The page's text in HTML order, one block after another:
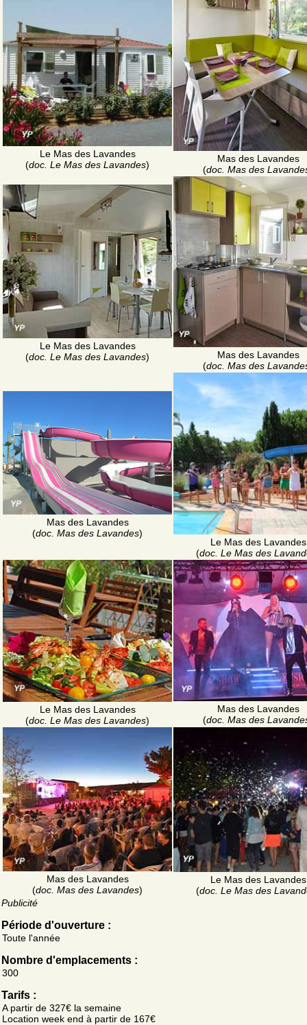
Le Mas des Lavandes
(doc. Le Mas des Lavandes)
Mas des Lavandes
(doc. Mas des
Le Mas des Lavandes
(doc. Le Mas des Lavandes)
Mas des Lavandes
(doc. Mas des
Mas des Lavandes
(doc. Mas des Lavandes)
Le Mas des Lavandes
(doc. Le Mas des
Le Mas des Lavandes
(doc. Le Mas des Lavandes)
Mas des Lavandes
(doc. Mas des
Mas des Lavandes
(doc. Mas des Lavandes)
Le Mas des Lavandes
(doc. Le Mas des
Publicité
Période d'ouverture :
Toute l'année
Nombre d'emplacements :
300
Tarifs :
A partir de 327€ la semaine
Location week end à partir de 167€